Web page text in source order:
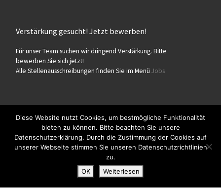
Verstärkung gesucht! Jetzt bewerben!
Für unser Team suchen wir dringend Verstärkung. Bitte
bewerben Sie sich jetzt!
Alle Stellenausschreibungen finden Sie im Menü Jobs
© 2026Konditorei Süßes Leben– Alle Rechte vorbehalten
Präsentiert von WP – Entworfen mit demCustomizr-Theme
Diese Website nutzt Cookies, um bestmögliche Funktionalität
bieten zu können. Bitte beachten Sie unsere
Datenschutzerklärung. Durch die Zustimmung der Cookies auf
unserer Webseite stimmen Sie unseren Datenschutzrichtlinien
zu.
OK
Weiterlesen